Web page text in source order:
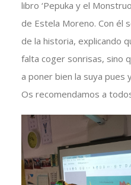
libro ‘Pepuka y el
de Estela Moreno. Con él
de la historia, explicando
falta coger sonrisas, sino
a poner bien la suya pues
Os recomendamos a